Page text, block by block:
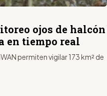
ojos de halcón
en tiempo real
permiten vigilar 173 km² de